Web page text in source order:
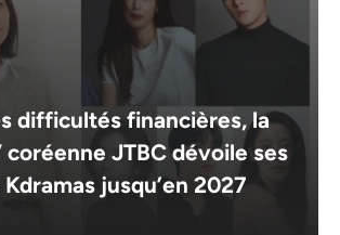
difficultés financières, la
coréenne JTBC dévoile ses
jusqu’en 2027